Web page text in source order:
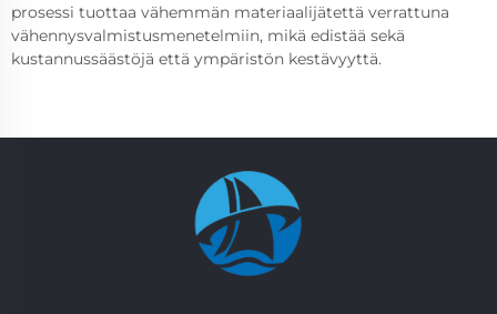
prosessi tuottaa vähemmän materiaalijätettä verrattuna
vähennysvalmistusmenetelmiin, mikä edistää sekä
kustannussäästöjä että ympäristön kestävyyttä.